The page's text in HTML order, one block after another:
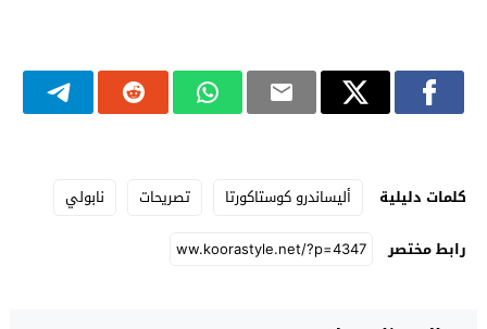
كلمات دليلية أليساندرو كوستاكورتا تصريحات
نابولي
رابط مختصر